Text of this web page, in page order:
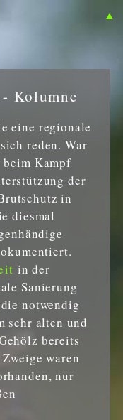
Kolumne
eine regionale
reden. War
beim Kampf
der
in
diesmal
in der
Sanierung
notwendig
sehr alten und
bereits
waren
nur
▲